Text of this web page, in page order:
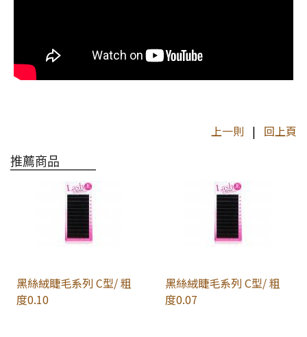
上一則 | 回上頁
推薦商品
黑絲絨睫毛系列 C型/ 粗
度0.10
黑絲絨睫毛系列 C型/ 粗
度0.07